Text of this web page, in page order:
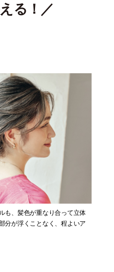
る！／
も、髪色が重なり合って立体
分が浮くことなく、程よいア